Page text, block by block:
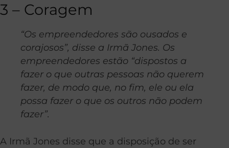
3 – Coragem
“Os empreendedores são ousados e
corajosos”, disse a Irmã Jones. Os
empreendedores estão “dispostos a
fazer o que outras pessoas não querem
fazer, de modo que, no fim, ele ou ela
possa fazer o que os outros não podem
fazer”.
A Irmã Jones disse que a disposição de ser